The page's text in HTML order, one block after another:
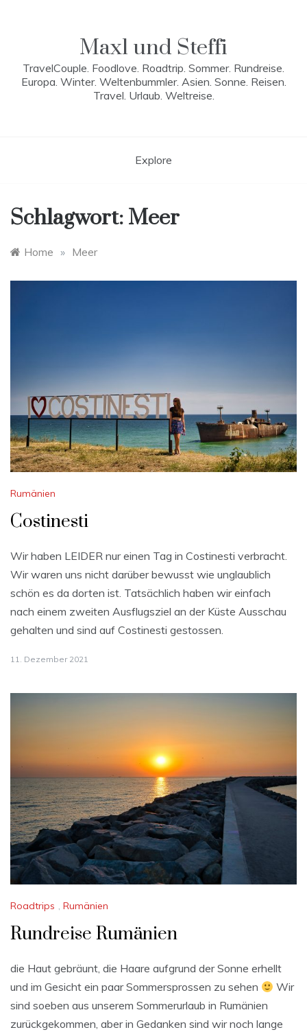
Maxl und Steffi
TravelCouple. Foodlove. Roadtrip. Sommer. Rundreise.
Europa. Winter. Weltenbummler. Asien. Sonne. Reisen.
Travel. Urlaub. Weltreise.
Explore
Schlagwort: Meer
Home » Meer
Rumänien
Costinesti
Wir haben LEIDER nur einen Tag in Costinesti verbracht.
Wir waren uns nicht darüber bewusst wie unglaublich
schön es da dorten ist. Tatsächlich haben wir einfach
nach einem zweiten Ausflugsziel an der Küste Ausschau
gehalten und sind auf Costinesti gestossen.
11. Dezember 2021
Roadtrips , Rumänien
Rundreise Rumänien
die Haut gebräunt, die Haare aufgrund der Sonne erhellt
und im Gesicht ein paar Sommersprossen zu sehen
Wir
sind soeben aus unserem Sommerurlaub in Rumänien
zurückgekommen, aber in Gedanken sind wir noch lange